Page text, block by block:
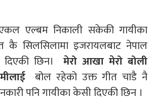
एल्बम निकाली सकेकी गायीका
कै सिलसिलामा इजरायलबाट नेपाल
दिएकी छिन।मेरो आखा मेरो बोली
बोल रहेको उक्त गीत चाडै नै
पनि गायीका केसी दिएकी छिन ।